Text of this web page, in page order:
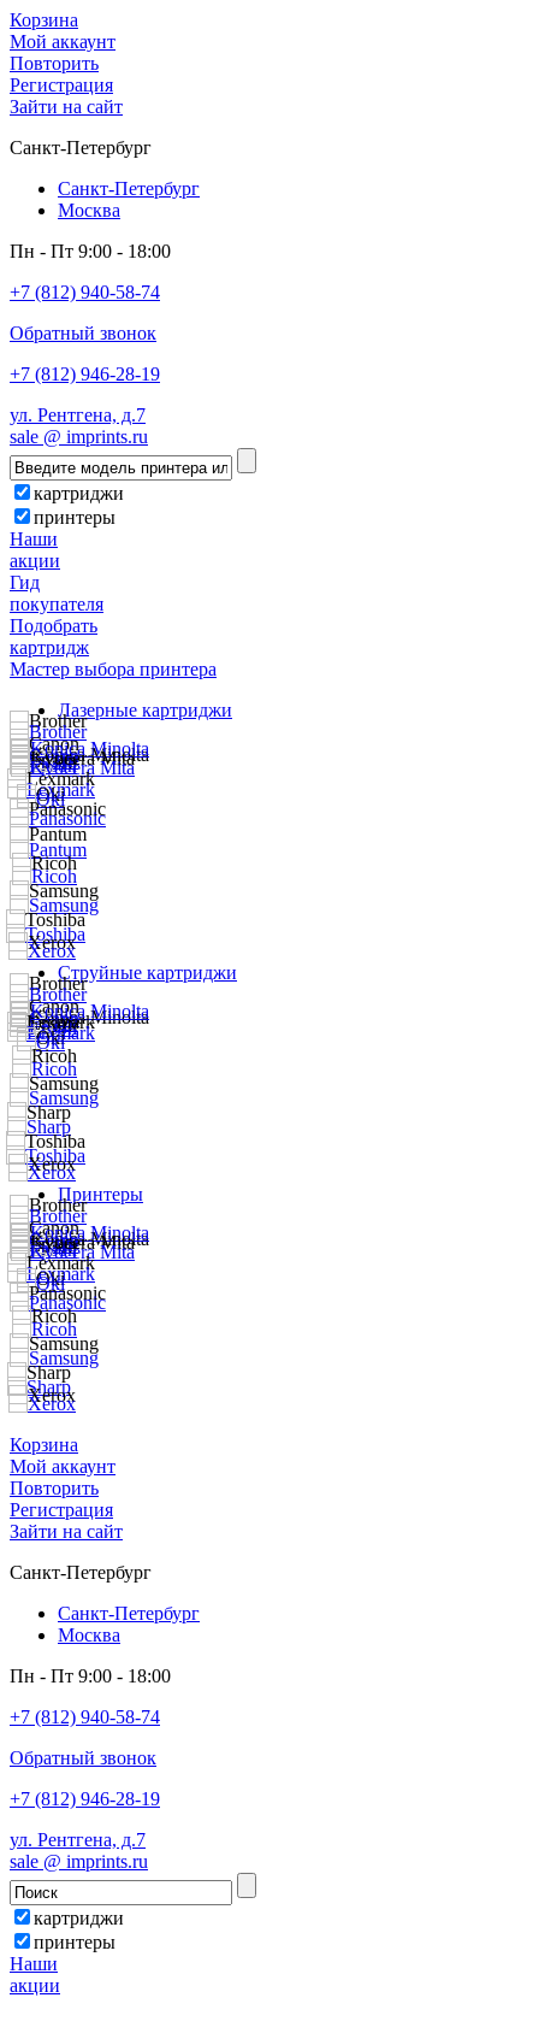
Корзина
Мой аккаунт
Повторить
Регистрация
Зайти на сайт
Санкт-Петербург
Санкт-Петербург
Москва
Пн - Пт 9:00 - 18:00
+7 (812) 940-58-74
Обратный звонок
+7 (812) 946-28-19
ул. Рентгена, д.7
sale @ imprints.ru
картриджи
принтеры
Наши
акции
Гид
покупателя
Подобрать
картридж
Мастер выбора принтера
Лазерные картриджи
Струйные картриджи
Принтеры
Корзина
Мой аккаунт
Повторить
Регистрация
Зайти на сайт
Санкт-Петербург
Санкт-Петербург
Москва
Пн - Пт 9:00 - 18:00
+7 (812) 940-58-74
Обратный звонок
+7 (812) 946-28-19
ул. Рентгена, д.7
sale @ imprints.ru
картриджи
принтеры
Наши
акции